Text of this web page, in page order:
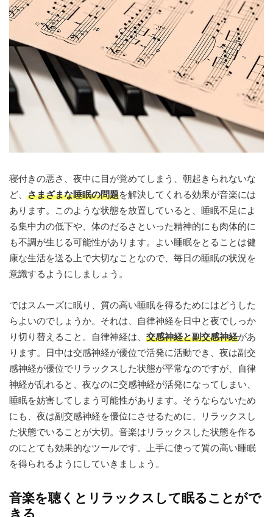
寝付きの悪さ、夜中に目が覚めてしまう、朝起きられないな
ど、 さまざまな睡眠の問題を解決してくれる効果が音楽には
あります。このような状態を放置していると、睡眠不足によ
る集中力の低下や、体のだるさといった精神的にも肉体的に
も不調が生じる可能性があります。よい睡眠をとることは健
康な生活を送る上で大切なことなので、毎日の睡眠の状況を
意識するようにしましょう。
ではスムーズに眠り、質の高い睡眠を得るためにはどうした
らよいのでしょうか。それは、自律神経を日中と夜でしっか
り切り替えること。自律神経は、 交感神経と副交感神経があ
ります。日中は交感神経が優位で活発に活動でき、夜は副交
感神経が優位でリラックスした状態が平常なのですが、自律
神経が乱れると、夜なのに交感神経が活発になってしまい、
睡眠を妨害してしまう可能性があります。そうならないため
にも、夜は副交感神経を優位にさせるために、リラックスし
た状態でいることが大切。音楽はリラックスした状態を作る
のにとても効果的なツールです。上手に使って質の高い睡眠
を得られるようにしていきましょう。
音楽を聴くとリラックスして眠ることがで
きる